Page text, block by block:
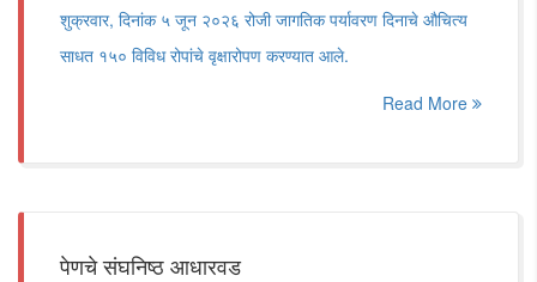
शुक्रवार, दिनांक ५ जून २०२६ रोजी जागतिक पर्यावरण दिनाचे औचित्य
साधत १५० विविध रोपांचे वृक्षारोपण करण्यात आले.
Read More
पेणचे संघनिष्ठ आधारवड